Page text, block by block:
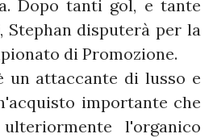
Dopo tanti gol, e tante
Stephan disputerà per la
di Promozione.
un attaccante di lusso e
importante che
l'organico